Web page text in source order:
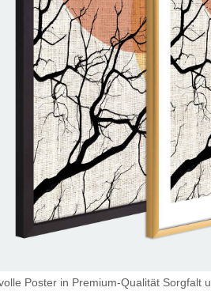
Poster in Premium-Qualität Sorgfalt